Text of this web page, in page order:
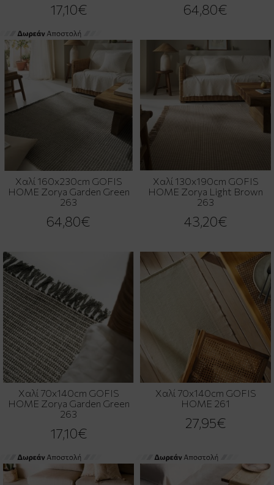
17,10€ 64,80€
Χαλί 160x230cm GOFIS
HOME Zorya Garden Green
263
64,80€
Χαλί 130x190cm GOFIS
HOME Zorya Light Brown
263
43,20€
Χαλί 70x140cm GOFIS
HOME Zorya Garden Green
263
17,10€
Χαλί 70x140cm GOFIS
HOME 261
27,95€